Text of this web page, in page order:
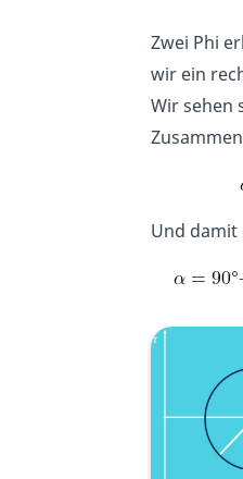
Zwei Phi
wir ein
Wir sehen
Und
°